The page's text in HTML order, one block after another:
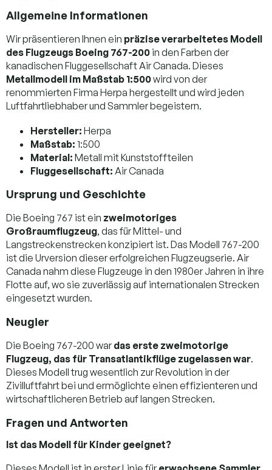
Allgemeine Informationen
Wir präsentieren Ihnen ein präzise verarbeitetes Modell
des Flugzeugs Boeing 767-200 in den Farben der
kanadischen Fluggesellschaft Air Canada. Dieses
Metallmodell im Maßstab 1:500wird von der
renommierten Firma Herpa hergestellt und wird jeden
Luftfahrtliebhaber und Sammler begeistern.
Hersteller: Herpa
Maßstab: 1:500
Material: Metall mit Kunststoffteilen
Fluggesellschaft: Air Canada
Ursprung und Geschichte
Die Boeing 767 ist ein zweimotoriges
Großraumflugzeug, das für Mittel- und
Langstreckenstrecken konzipiert ist. Das Modell 767-200
ist die Urversion dieser erfolgreichen Flugzeugserie. Air
Canada nahm diese Flugzeuge in den 1980er Jahren in ihre
Flotte auf, wo sie zuverlässig auf internationalen Strecken
eingesetzt wurden.
Neugier
Die Boeing 767-200 wardas erste zweimotorige
Flugzeug, das für Transatlantikflüge zugelassen war.
Dieses Modell trug wesentlich zur Revolution in der
Zivilluftfahrt bei und ermöglichte einen effizienteren und
wirtschaftlicheren Betrieb auf langen Strecken.
Fragen und Antworten
Ist das Modell für Kinder geeignet?